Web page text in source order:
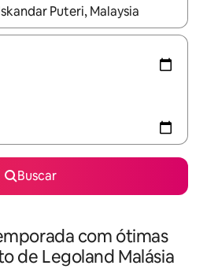
disponíveis, explore-os
Buscar
com ótimas
de Legoland Malásia